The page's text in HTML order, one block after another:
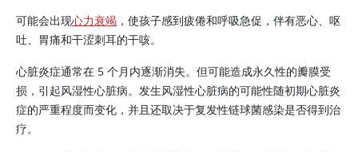
可能会出现心力衰竭 ，使孩子感到疲倦和呼吸急促，伴有恶心、呕
吐、胃痛和干涩刺耳的干咳。
心脏炎症通常在 5 个月内逐渐消失。但可能造成永久性的瓣膜受
损，引起风湿性心脏病。发生风湿性心脏病的可能性随初期心脏炎
症的严重程度而变化，并且还取决于复发性链球菌感染是否得到治
疗。